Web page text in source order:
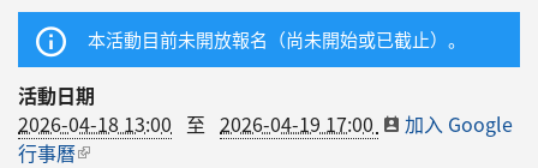
本活動目前未開放報名（尚未開始或已截止）。
活動日期
2026-04-18 13:00 至 2026-04-19 17:00
加入 Google
行事曆(link is external)